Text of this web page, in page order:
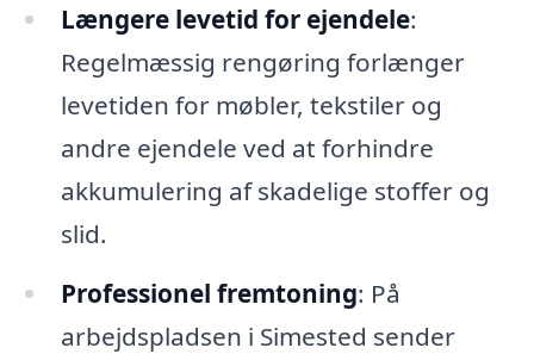
Længere levetid for ejendele:
Regelmæssig rengøring forlænger
levetiden for møbler, tekstiler og
andre ejendele ved at forhindre
akkumulering af skadelige stoffer og
slid.
Professionel fremtoning: På
arbejdspladsen i Simested sender